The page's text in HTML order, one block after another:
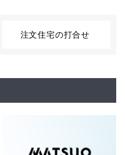
注文住宅の打合せ